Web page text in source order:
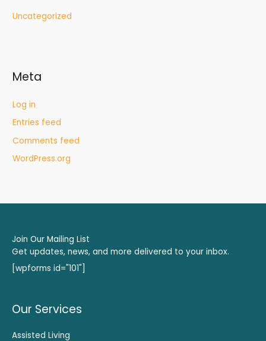
Uncategorized
Meta
Log in
Entries feed
Comments feed
WordPress.org
Join Our Mailing List
Get updates, news, and more delivered to your inbox.
[wpforms id="101"]
Our Services
Assisted Living